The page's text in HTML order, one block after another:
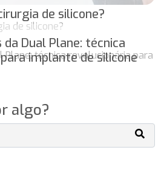
de silicone?
Dual Plane: técnica
implante de silicone
algo?